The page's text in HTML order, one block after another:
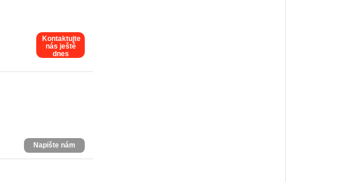
Kontaktujte
nás ještě
dnes
Napište nám